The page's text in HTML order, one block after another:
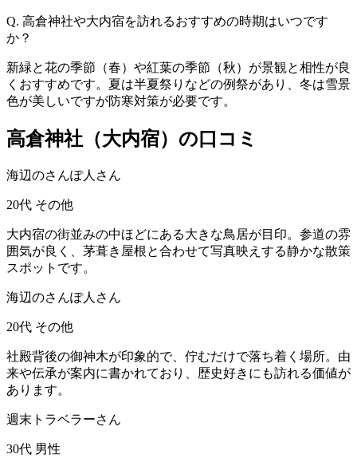
Q. 高倉神社や大内宿を訪れるおすすめの時期はいつです
か？
新緑と花の季節（春）や紅葉の季節（秋）が景観と相性が良
くおすすめです。夏は半夏祭りなどの例祭があり、冬は雪景
色が美しいですが防寒対策が必要です。
高倉神社（大内宿）の口コミ
海辺のさんぽ人さん
20代 その他
大内宿の街並みの中ほどにある大きな鳥居が目印。参道の雰
囲気が良く、茅葺き屋根と合わせて写真映えする静かな散策
スポットです。
海辺のさんぽ人さん
20代 その他
社殿背後の御神木が印象的で、佇むだけで落ち着く場所。由
来や伝承が案内に書かれており、歴史好きにも訪れる価値が
あります。
週末トラベラーさん
30代 男性